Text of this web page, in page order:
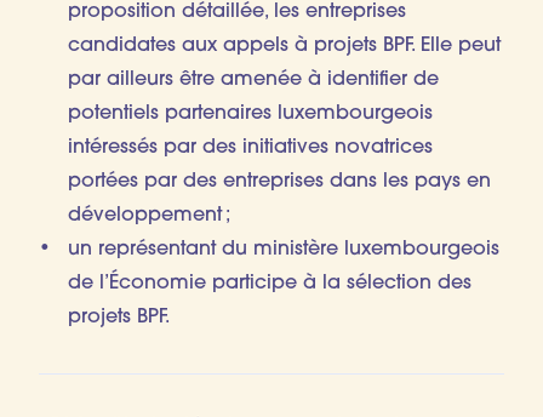
proposition détaillée, les entreprises
candidates aux appels à projets BPF. Elle peut
par ailleurs être amenée à identifier de
potentiels partenaires luxembourgeois
intéressés par des initiatives novatrices
portées par des entreprises dans les pays en
développement ;
un représentant du ministère luxembourgeois
de l’Économie participe à la sélection des
projets BPF.